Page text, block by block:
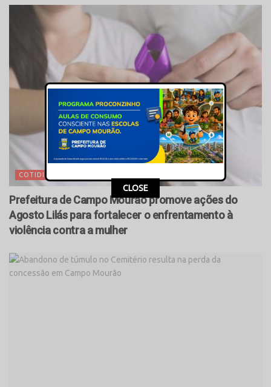
COTIDIANO
Prefeitura de Campo Mourão promove ações do
Agosto Lilás para fortalecer o enfrentamento à
violência contra a mulher
CLOSE